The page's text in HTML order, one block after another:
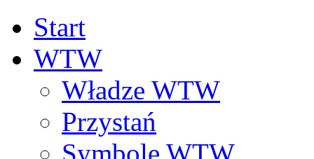
Start
WTW
Władze WTW
Przystań